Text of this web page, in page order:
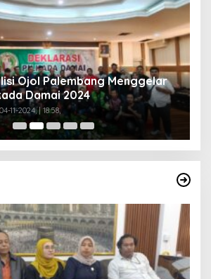
Ojol Palembang Menggelar
Damai 2024
11-2024, | 18:58,